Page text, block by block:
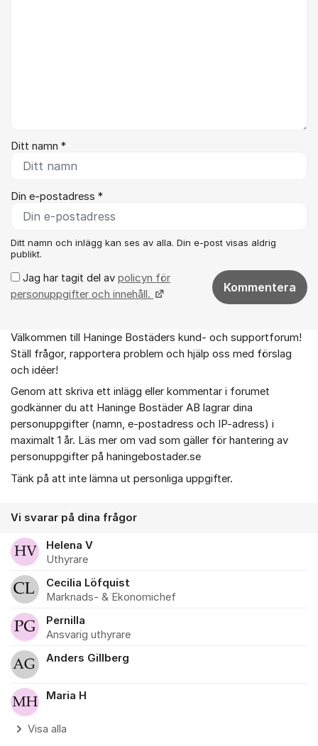
Ditt namn *
Din e-postadress *
Ditt namn och inlägg kan ses av alla. Din e-post visas aldrig
publikt.
Jag har tagit del av policyn för
personuppgifter och innehåll.
Kommentera
Om forumet
Välkommen till Haninge Bostäders kund- och supportforum!
Ställ frågor, rapportera problem och hjälp oss med förslag
och idéer!
Genom att skriva ett inlägg eller kommentar i forumet
godkänner du att Haninge Bostäder AB lagrar dina
personuppgifter (namn, e-postadress och IP-adress) i
maximalt 1 år. Läs mer om vad som gäller för hantering av
personuppgifter på haningebostader.se
Tänk på att inte lämna ut personliga uppgifter.
Vi svarar på dina frågor
Helena V
Uthyrare
Cecilia Löfquist
Marknads- & Ekonomichef
Pernilla
Ansvarig uthyrare
Anders Gillberg
Maria H
Visa alla